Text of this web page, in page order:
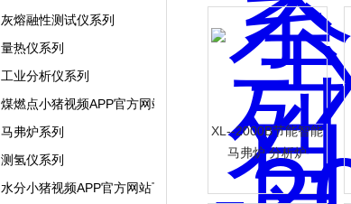
灰熔融性测试仪系列
量热仪系列
工业分析仪系列
煤燃点小猪视频APP官方网站下载罗志祥
马弗炉系列
测氢仪系列
水分小猪视频APP官方网站下载罗志祥系列
XL--2000B节能智能
马弗炉 分析炉